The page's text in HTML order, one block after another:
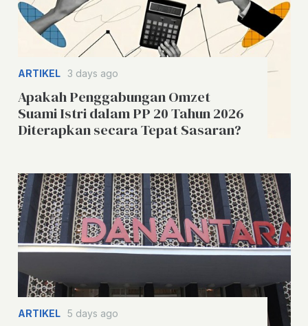
ARTIKEL 3 days ago
Apakah Penggabungan Omzet
Suami Istri dalam PP 20 Tahun 2026
Diterapkan secara Tepat Sasaran?
ARTIKEL 5 days ago